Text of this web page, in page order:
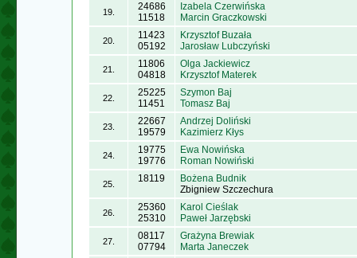
19.
24686
11518
Izabela Czerwińska
Marcin Graczkowski
20.
11423
05192
Krzysztof Buzała
Jarosław Lubczyński
21.
11806
04818
Olga Jackiewicz
Krzysztof Materek
22.
25225
11451
Szymon Baj
Tomasz Baj
23.
22667
19579
Andrzej Doliński
Kazimierz Kłys
24.
19775
19776
Ewa Nowińska
Roman Nowiński
25. 18119
Bożena Budnik
Zbigniew Szczechura
26.
25360
25310
Karol Cieślak
Paweł Jarzębski
27.
08117
07794
Grażyna Brewiak
Marta Janeczek